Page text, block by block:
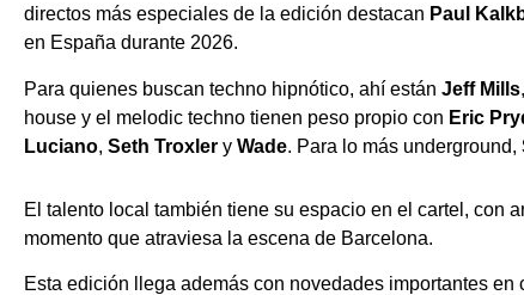
directos más especiales de la edición destacan Paul
en España durante 2026.
Para quienes buscan techno hipnótico, ahí están Jeff Mills,
house y el melodic techno tienen peso propio con Eric
Luciano, Seth Troxler y Wade. Para lo más underground,
El talento local también tiene su espacio en el cartel, con
momento que atraviesa la escena de Barcelona.
Esta edición llega además con novedades importantes